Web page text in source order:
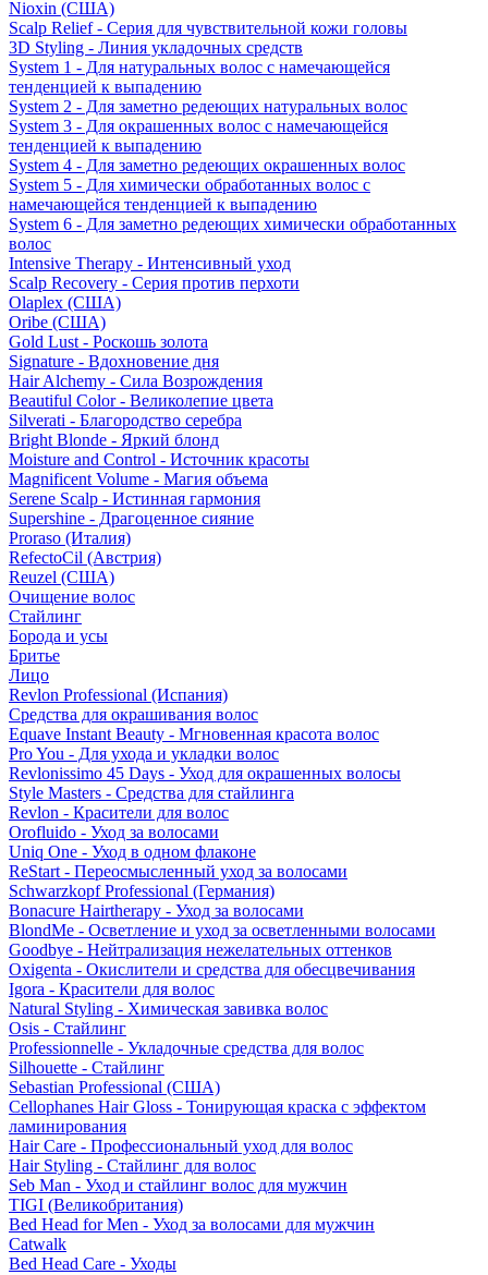
Nioxin (США)
Scalp Relief - Серия для чувствительной кожи головы
3D Styling - Линия укладочных средств
System 1 - Для натуральных волос с намечающейся
тенденцией к выпадению
System 2 - Для заметно редеющих натуральных волос
System 3 - Для окрашенных волос с намечающейся
тенденцией к выпадению
System 4 - Для заметно редеющих окрашенных волос
System 5 - Для химически обработанных волос с
намечающейся тенденцией к выпадению
System 6 - Для заметно редеющих химически обработанных
волос
Intensive Therapy - Интенсивный уход
Scalp Recovery - Серия против перхоти
Olaplex (США)
Oribe (США)
Gold Lust - Роскошь золота
Signature - Вдохновение дня
Hair Alchemy - Сила Возрождения
Beautiful Color - Великолепие цвета
Silverati - Благородство серебра
Bright Blonde - Яркий блонд
Moisture and Control - Источник красоты
Magnificent Volume - Магия объема
Serene Scalp - Истинная гармония
Supershine - Драгоценное сияние
Proraso (Италия)
RefectoCil (Австрия)
Reuzel (США)
Очищение волос
Стайлинг
Борода и усы
Бритье
Лицо
Revlon Professional (Испания)
Средства для окрашивания волос
Equave Instant Beauty - Мгновенная красота волос
Pro You - Для ухода и укладки волос
Revlonissimo 45 Days - Уход для окрашенных волосы
Style Masters - Средства для стайлинга
Revlon - Красители для волос
Orofluido - Уход за волосами
Uniq One - Уход в одном флаконе
ReStart - Переосмысленный уход за волосами
Schwarzkopf Professional (Германия)
Bonacure Hairtherapy - Уход за волосами
BlondMe - Осветление и уход за осветленными волосами
Goodbye - Нейтрализация нежелательных оттенков
Oxigenta - Окислители и средства для обесцвечивания
Igora - Красители для волос
Natural Styling - Химическая завивка волос
Osis - Стайлинг
Professionnelle - Укладочные средства для волос
Silhouette - Стайлинг
Sebastian Professional (США)
Cellophanes Hair Gloss - Тонирующая краска с эффектом
ламинирования
Hair Care - Профессиональный уход для волос
Hair Styling - Стайлинг для волос
Seb Man - Уход и стайлинг волос для мужчин
TIGI (Великобритания)
Bed Head for Men - Уход за волосами для мужчин
Catwalk
Bed Head Care - Уходы